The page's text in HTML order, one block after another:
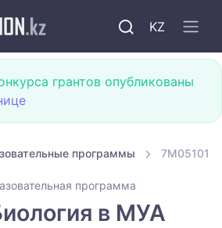
KZ
грантов опубликованы
программы 7M05101
программа
в МУА